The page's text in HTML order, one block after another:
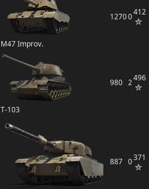
M47 Improv.
12700412
Т-103
980 2496
887 0371